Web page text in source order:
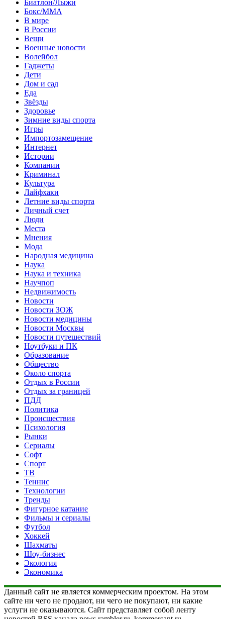
Биатлон/Лыжи
Бокс/MMA
В мире
В России
Вещи
Военные новости
Волейбол
Гаджеты
Дети
Дом и сад
Еда
Звёзды
Здоровье
Зимние виды спорта
Игры
Импортозамещение
Интернет
Истории
Компании
Криминал
Культура
Лайфхаки
Летние виды спорта
Личный счет
Люди
Места
Мнения
Мода
Народная медицина
Наука
Наука и техника
Научпоп
Недвижимость
Новости
Новости ЗОЖ
Новости медицины
Новости Москвы
Новости путешествий
Ноутбуки и ПК
Образование
Общество
Около спорта
Отдых в России
Отдых за границей
ПДД
Политика
Происшествия
Психология
Рынки
Сериалы
Софт
Спорт
ТВ
Теннис
Технологии
Тренды
Фигурное катание
Фильмы и сериалы
Футбол
Хоккей
Шахматы
Шоу-бизнес
Экология
Экономика
Данный сайт не является коммерческим проектом. На этом
сайте ни чего не продают, ни чего не покупают, ни какие
услуги не оказываются. Сайт представляет собой ленту